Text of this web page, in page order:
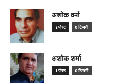
अशोक वर्मा
2 पोस्ट 0 टिप्पणी
अशोक शर्मा
1 पोस्ट 0 टिप्पणी